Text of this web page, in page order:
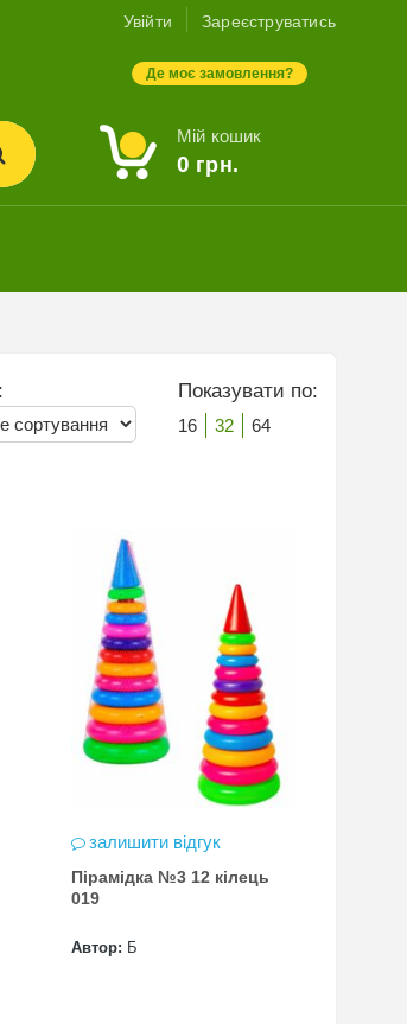
Увійти Зареєструватись
Де моє замовлення?
Мій кошик
0 грн.
Показувати по:
16 32 64
залишити відгук
Пірамідка №3 12 кілець
019
Автор: Б